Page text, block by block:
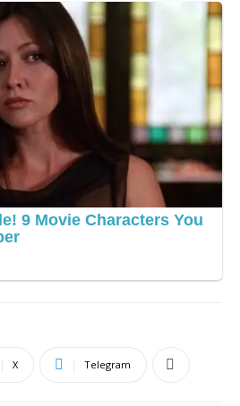
X Telegram